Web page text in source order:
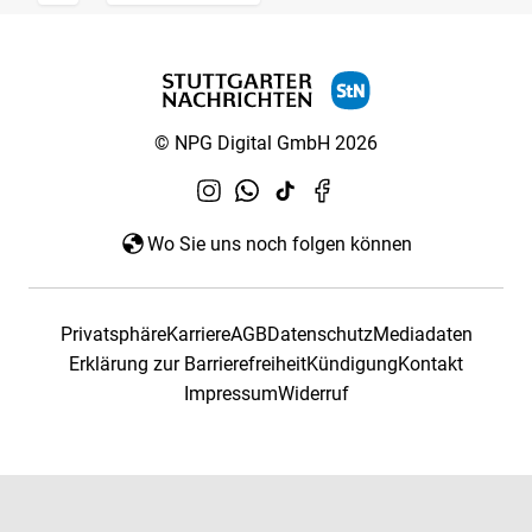
© NPG Digital GmbH 2026
Wo Sie uns noch folgen können
PrivatsphäreKarriereAGBDatenschutzMediadaten
Erklärung zur BarrierefreiheitKündigungKontakt
ImpressumWiderruf